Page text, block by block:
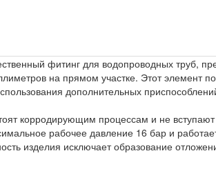
фитинг для водопроводных труб,
на прямом участке. Этот элемент
дополнительных
корродирующим процессам и не
рабочее давление 16 бар и
изделия исключает образование